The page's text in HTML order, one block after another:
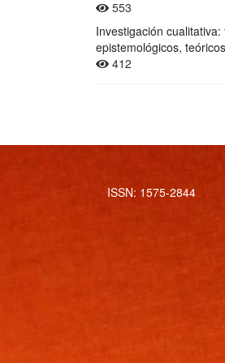
553
Investigación
epistemológicos,
412
ISSN: 1575-2844